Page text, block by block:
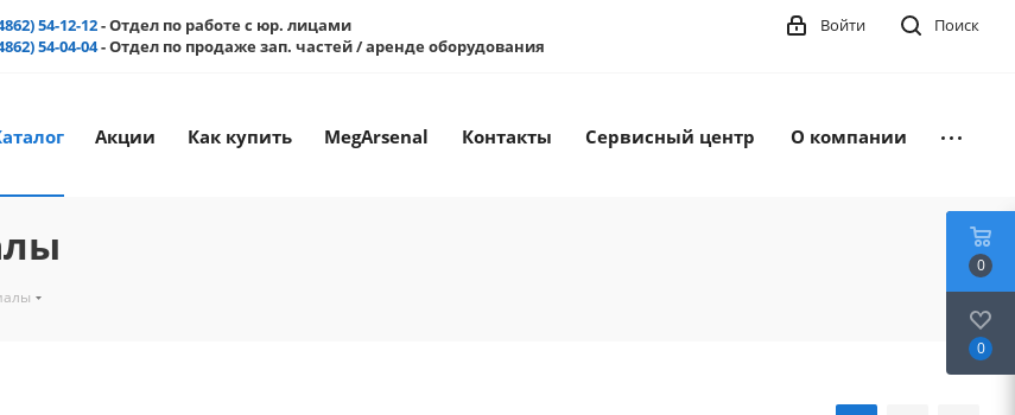
54-12-12- Отдел по работе с юр. лицами
54-04-04- Отдел по продаже зап. частей / аренде оборудования
Поиск
Войти
Акции Как купить MegArsenal Контакты Сервисный центр О компании
0
0